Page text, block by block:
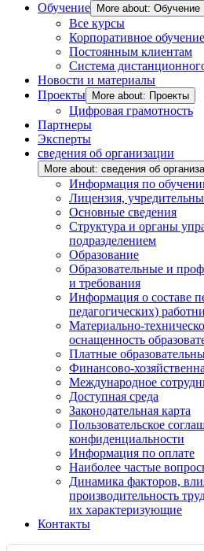
Обучение
More about: Обучение
Все курсы
Корпоративное обучение
Постоянным клиентам
Система
Новости и материалы
Проекты
More about: Проекты
Цифровая грамотность
Партнеры
Эксперты
сведения об организации
More about: сведения об
Информация по
Лицензия,
Основные сведения
Структура и органы
подразделением
Образование
Образовательные и
и требования
Информация о составе
педагогических)
Материально-
оснащенность
Платные
Финансово-
Международное
Доступная среда
Законодательная карта
Пользовательское
конфиденциальности
Информация по оплате
Наиболее частые
Динамика факторов,
производительность
их характеризующие
Контакты